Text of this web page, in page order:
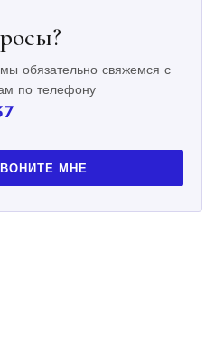
обязательно свяжемся с
по телефону
МНЕ